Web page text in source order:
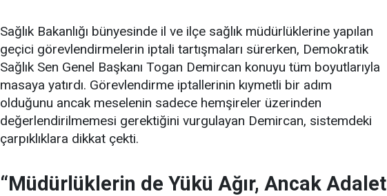
Sağlık Bakanlığı bünyesinde il ve ilçe sağlık müdürlüklerine yapılan
geçici görevlendirmelerin iptali tartışmaları sürerken, Demokratik
Sağlık Sen Genel Başkanı Togan Demircan konuyu tüm boyutlarıyla
masaya yatırdı. Görevlendirme iptallerinin kıymetli bir adım
olduğunu ancak meselenin sadece hemşireler üzerinden
değerlendirilmemesi gerektiğini vurgulayan Demircan, sistemdeki
çarpıklıklara dikkat çekti.
“Müdürlüklerin de Yükü Ağır, Ancak Adalet